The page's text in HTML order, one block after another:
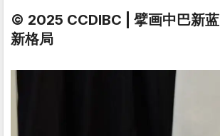
© 2025 CCDIBC | 擘画中巴新
新格局